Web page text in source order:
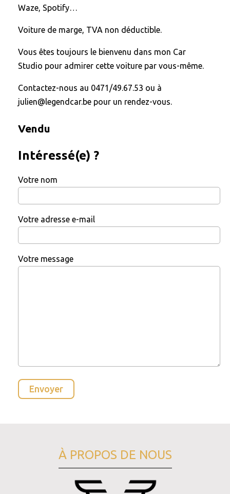
Waze, Spotify…
Voiture de marge, TVA non déductible.
Vous êtes toujours le bienvenu dans mon Car
Studio pour admirer cette voiture par vous-même.
Contactez-nous au 0471/49.67.53 ou à
julien@legendcar.be pour un rendez-vous.
Vendu
Intéressé(e) ?
Votre nom
Votre adresse e-mail
Votre message
À PROPOS DE NOUS